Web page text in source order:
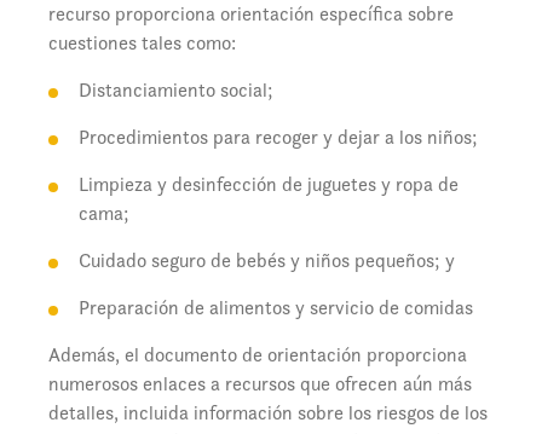
recurso proporciona orientación específica sobre
cuestiones tales como:
Distanciamiento social;
Procedimientos para recoger y dejar a los niños;
Limpieza y desinfección de juguetes y ropa de
cama;
Cuidado seguro de bebés y niños pequeños; y
Preparación de alimentos y servicio de comidas
Además, el documento de orientación proporciona
numerosos enlaces a recursos que ofrecen aún más
detalles, incluida información sobre los riesgos de los